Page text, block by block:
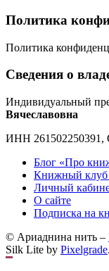
Политика
Политика
Сведения о
Индивидуальный
Вячеславовна
ИНН 261502250391,
Блог «Про
Книжный клуб
Личный
О сайте
Подписка на
© Ариаднина нить –
Silk Lite by Pixelgrade.